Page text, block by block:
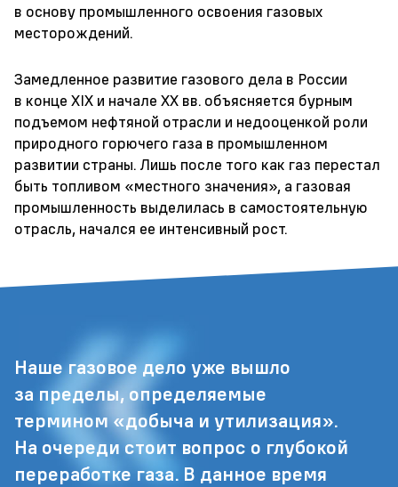
в основу промышленного освоения газовых
месторождений.
Замедленное развитие газового дела в России
в конце XIX и начале XX вв. объясняется бурным
подъемом нефтяной отрасли и недооценкой роли
природного горючего газа в промышленном
развитии страны. Лишь после того как газ перестал
быть топливом «местного значения», а газовая
промышленность выделилась в самостоятельную
отрасль, начался ее интенсивный рост.
Наше газовое дело уже вышло
за пределы, определяемые
термином «добыча и утилизация».
На очереди стоит вопрос о глубокой
переработке газа. В данное время